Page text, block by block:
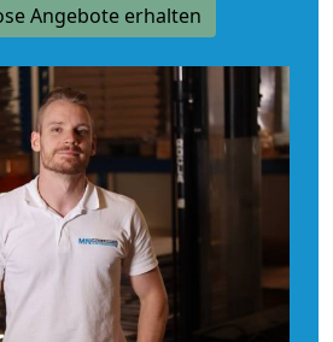
Angebote erhalten